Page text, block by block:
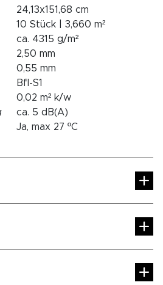
24,13x151,68 cm
10 Stück | 3,660 m²
ca. 4315 g/m²
2,50 mm
0,55 mm
Bfl-S1
0,02 m² k/w
ca. 5 dB(A)
Ja, max 27 ºC